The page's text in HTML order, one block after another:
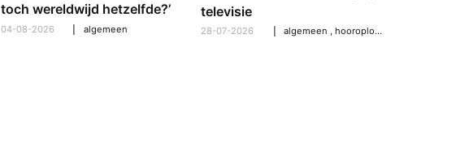
toch wereldwijd hetzelfde?’
04-08-2026 algemeen
televisie
28-07-2026 algemeen ,hooroplossingen